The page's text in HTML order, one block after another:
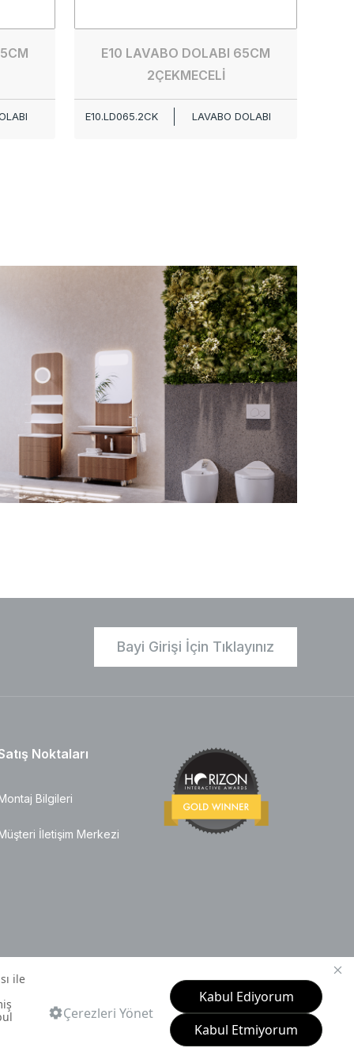
E10 LAVABO DOLABI 65CM
2ÇEKMECELİ
E10.LD065.2CK LAVABO DOLABI
Bayi Girişi İçin Tıklayınız
Noktaları
Bilgileri
İletişim Merkezi